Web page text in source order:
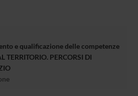
e qualificazione delle competenze
TERRITORIO. PERCORSI DI